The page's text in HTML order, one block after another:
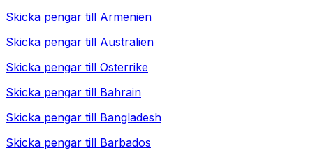
Skicka pengar till Armenien
Skicka pengar till Australien
Skicka pengar till Österrike
Skicka pengar till Bahrain
Skicka pengar till Bangladesh
Skicka pengar till Barbados